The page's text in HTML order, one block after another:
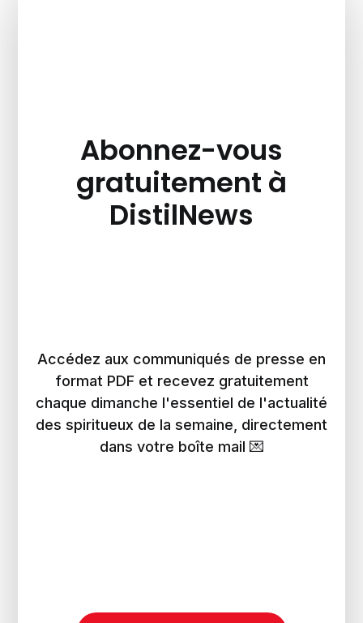
Abonnez-vous
gratuitement à
DistilNews
Accédez aux communiqués de presse en
format PDF et recevez gratuitement
chaque dimanche l'essentiel de l'actualité
des spiritueux de la semaine, directement
dans votre boîte mail 💌